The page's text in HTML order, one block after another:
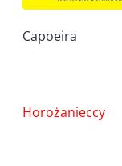
Capoeira
Nawigacja
Horożanieccy